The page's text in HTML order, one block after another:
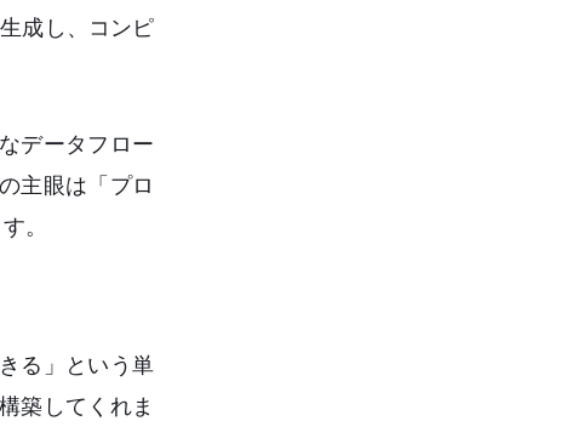
成し、コンピ
データフロー
主眼は「プロ
。
る」という単
築してくれま